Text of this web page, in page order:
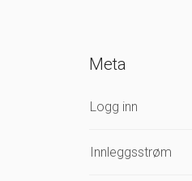
Meta
Logg inn
Innleggsstrøm